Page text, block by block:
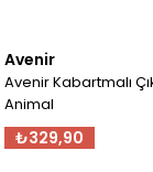
Avenir
Avenir Kabartmalı
Animal
₺329,90